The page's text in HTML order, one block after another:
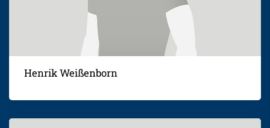
Henrik Weißenborn